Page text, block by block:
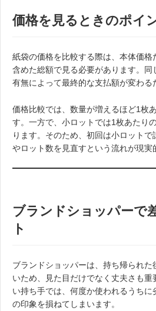
価格を見るときのポイ
紙袋の価格を比較する際は、本体価格
含めた総額で見る必要があります。
有無によって最終的な支払額が変わる
価格比較では、数量が増えるほど1枚
す。一方で、小ロットでは1枚あたり
ります。そのため、初回は小ロット
やロット数を見直すという流れが現実
ブランドショッパーで
ト
ブランドショッパーは、持ち帰られ
いため、見た目だけでなく丈夫さも重
い持ち手では、何度か使われるうちに
の印象を損ねてしまいます。